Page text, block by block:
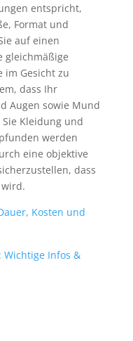
entspricht,
Format und
auf einen
gleichmäßige
im Gesicht zu
dass Ihr
Augen sowie Mund
Kleidung und
werden
eine objektive
dass
Kosten und
Wichtige Infos &